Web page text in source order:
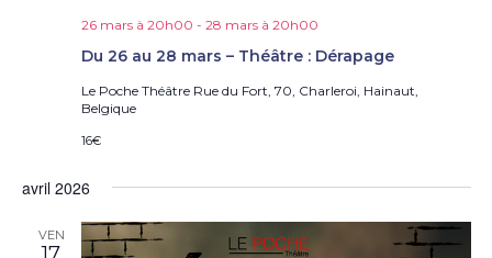
Du 26 au 28 mars – Théâtre : Dérapage
26 mars à 20h00 - 28 mars à 20h00
Le Poche Théâtre Rue du Fort, 70, Charleroi, Hainaut,
Belgique
16€
avril 2026
VEN
17